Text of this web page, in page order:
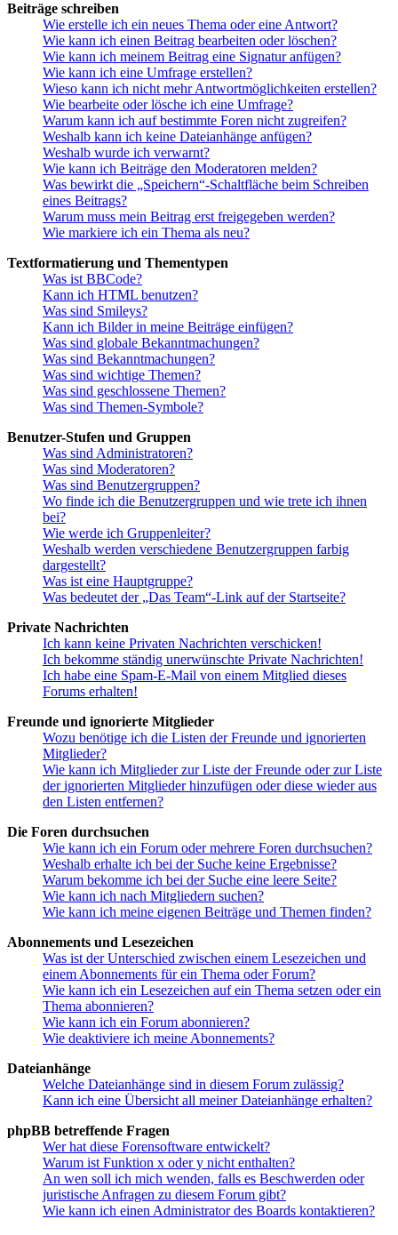
Beiträge schreiben
Wie erstelle ich ein neues Thema oder eine Antwort?
Wie kann ich einen Beitrag bearbeiten oder löschen?
Wie kann ich meinem Beitrag eine Signatur anfügen?
Wie kann ich eine Umfrage erstellen?
Wieso kann ich nicht mehr Antwortmöglichkeiten erstellen?
Wie bearbeite oder lösche ich eine Umfrage?
Warum kann ich auf bestimmte Foren nicht zugreifen?
Weshalb kann ich keine Dateianhänge anfügen?
Weshalb wurde ich verwarnt?
Wie kann ich Beiträge den Moderatoren melden?
Was bewirkt die „Speichern“-Schaltfläche beim Schreiben
eines Beitrags?
Warum muss mein Beitrag erst freigegeben werden?
Wie markiere ich ein Thema als neu?
Textformatierung und Thementypen
Was ist BBCode?
Kann ich HTML benutzen?
Was sind Smileys?
Kann ich Bilder in meine Beiträge einfügen?
Was sind globale Bekanntmachungen?
Was sind Bekanntmachungen?
Was sind wichtige Themen?
Was sind geschlossene Themen?
Was sind Themen-Symbole?
Benutzer-Stufen und Gruppen
Was sind Administratoren?
Was sind Moderatoren?
Was sind Benutzergruppen?
Wo finde ich die Benutzergruppen und wie trete ich ihnen
bei?
Wie werde ich Gruppenleiter?
Weshalb werden verschiedene Benutzergruppen farbig
dargestellt?
Was ist eine Hauptgruppe?
Was bedeutet der „Das Team“-Link auf der Startseite?
Private Nachrichten
Ich kann keine Privaten Nachrichten verschicken!
Ich bekomme ständig unerwünschte Private Nachrichten!
Ich habe eine Spam-E-Mail von einem Mitglied dieses
Forums erhalten!
Freunde und ignorierte Mitglieder
Wozu benötige ich die Listen der Freunde und ignorierten
Mitglieder?
Wie kann ich Mitglieder zur Liste der Freunde oder zur Liste
der ignorierten Mitglieder hinzufügen oder diese wieder aus
den Listen entfernen?
Die Foren durchsuchen
Wie kann ich ein Forum oder mehrere Foren durchsuchen?
Weshalb erhalte ich bei der Suche keine Ergebnisse?
Warum bekomme ich bei der Suche eine leere Seite?
Wie kann ich nach Mitgliedern suchen?
Wie kann ich meine eigenen Beiträge und Themen finden?
Abonnements und Lesezeichen
Was ist der Unterschied zwischen einem Lesezeichen und
einem Abonnements für ein Thema oder Forum?
Wie kann ich ein Lesezeichen auf ein Thema setzen oder ein
Thema abonnieren?
Wie kann ich ein Forum abonnieren?
Wie deaktiviere ich meine Abonnements?
Dateianhänge
Welche Dateianhänge sind in diesem Forum zulässig?
Kann ich eine Übersicht all meiner Dateianhänge erhalten?
phpBB betreffende Fragen
Wer hat diese Forensoftware entwickelt?
Warum ist Funktion x oder y nicht enthalten?
An wen soll ich mich wenden, falls es Beschwerden oder
juristische Anfragen zu diesem Forum gibt?
Wie kann ich einen Administrator des Boards kontaktieren?